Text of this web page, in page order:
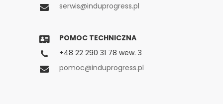
serwis@induprogress.pl
POMOC TECHNICZNA
+48 22 290 31 78 wew. 3
pomoc@induprogress.pl